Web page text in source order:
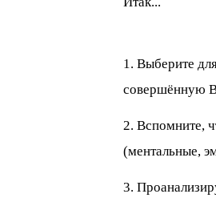
1. Выберите
совершённую
2. Вспомните,
(ментальные,
3.